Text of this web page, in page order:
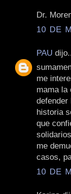
Dr.
10 DE
PAU
me
mama la
historia
que
me
casos,
10 DE